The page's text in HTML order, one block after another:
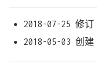
2018-07-25 修订
2018-05-03 创建